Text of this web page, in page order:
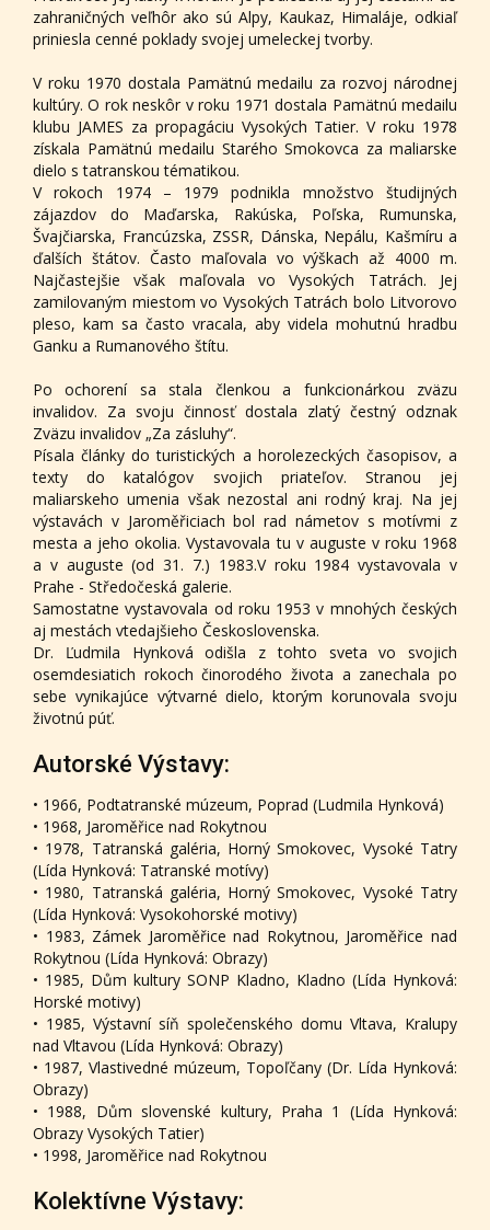
zahraničných veľhôr ako sú Alpy, Kaukaz, Himaláje, odkiaľ
priniesla cenné poklady svojej umeleckej tvorby.
V roku 1970 dostala Pamätnú medailu za rozvoj národnej
kultúry. O rok neskôr v roku 1971 dostala Pamätnú medailu
klubu JAMES za propagáciu Vysokých Tatier. V roku 1978
získala Pamätnú medailu Starého Smokovca za maliarske
dielo s tatranskou tématikou.
V rokoch 1974 – 1979 podnikla množstvo študijných
zájazdov do Maďarska, Rakúska, Poľska, Rumunska,
Švajčiarska, Francúzska, ZSSR, Dánska, Nepálu, Kašmíru a
ďalších štátov. Často maľovala vo výškach až 4000 m.
Najčastejšie však maľovala vo Vysokých Tatrách. Jej
zamilovaným miestom vo Vysokých Tatrách bolo Litvorovo
pleso, kam sa často vracala, aby videla mohutnú hradbu
Ganku a Rumanového štítu.
Po ochorení sa stala členkou a funkcionárkou zväzu
invalidov. Za svoju činnosť dostala zlatý čestný odznak
Zväzu invalidov „Za zásluhy“.
Písala články do turistických a horolezeckých časopisov, a
texty do katalógov svojich priateľov. Stranou jej
maliarskeho umenia však nezostal ani rodný kraj. Na jej
výstavách v Jaroměřiciach bol rad námetov s motívmi z
mesta a jeho okolia. Vystavovala tu v auguste v roku 1968
a v auguste (od 31. 7.) 1983.V roku 1984 vystavovala v
Prahe - Středočeská galerie.
Samostatne vystavovala od roku 1953 v mnohých českých
aj mestách vtedajšieho Československa.
Dr. Ľudmila Hynková odišla z tohto sveta vo svojich
osemdesiatich rokoch činorodého života a zanechala po
sebe vynikajúce výtvarné dielo, ktorým korunovala svoju
životnú púť.
Autorské Výstavy:
• 1966, Podtatranské múzeum, Poprad (Ludmila Hynková)
• 1968, Jaroměřice nad Rokytnou
• 1978, Tatranská galéria, Horný Smokovec, Vysoké Tatry
(Lída Hynková: Tatranské motívy)
• 1980, Tatranská galéria, Horný Smokovec, Vysoké Tatry
(Lída Hynková: Vysokohorské motivy)
• 1983, Zámek Jaroměřice nad Rokytnou, Jaroměřice nad
Rokytnou (Lída Hynková: Obrazy)
• 1985, Dům kultury SONP Kladno, Kladno (Lída Hynková:
Horské motivy)
• 1985, Výstavní síň společenského domu Vltava, Kralupy
nad Vltavou (Lída Hynková: Obrazy)
• 1987, Vlastivedné múzeum, Topoľčany (Dr. Lída Hynková:
Obrazy)
• 1988, Dům slovenské kultury, Praha 1 (Lída Hynková:
Obrazy Vysokých Tatier)
• 1998, Jaroměřice nad Rokytnou
Kolektívne Výstavy: